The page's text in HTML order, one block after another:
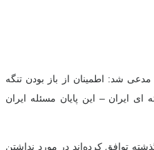
شد: اطمینان از باز بودن تنگه
ایران – این پایان مسئله ایران
شد: این اولین باری است که ایرانیان در ۴۷ سال گذشته توافق کرده‌اند در مورد نداشتن